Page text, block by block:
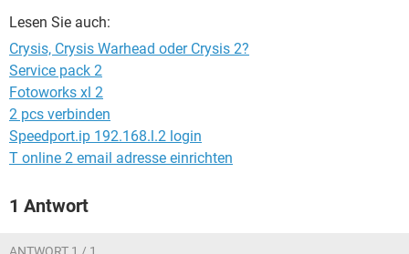
Lesen Sie auch:
Crysis, Crysis Warhead oder Crysis 2?
Service pack 2
Fotoworks xl 2
2 pcs verbinden
Speedport.ip 192.168.l.2 login
T online 2 email adresse einrichten
1 Antwort